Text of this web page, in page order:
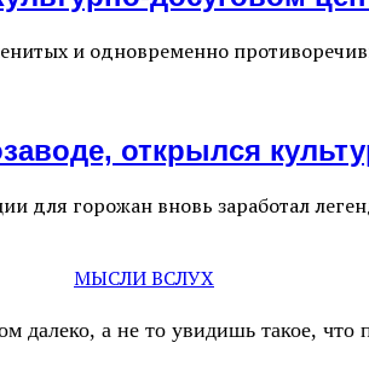
и одновременно
открылся
для горожан вновь заработал
МЫСЛИ ВСЛУХ
далеко, а не то увидишь такое,